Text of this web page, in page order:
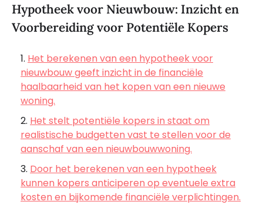
Hypotheek voor Nieuwbouw: Inzicht en
Voorbereiding voor Potentiële Kopers
Het berekenen van een hypotheek voor
nieuwbouw geeft inzicht in de financiële
haalbaarheid van het kopen van een nieuwe
woning.
Het stelt potentiële kopers in staat om
realistische budgetten vast te stellen voor de
aanschaf van een nieuwbouwwoning.
Door het berekenen van een hypotheek
kunnen kopers anticiperen op eventuele extra
kosten en bijkomende financiële verplichtingen.